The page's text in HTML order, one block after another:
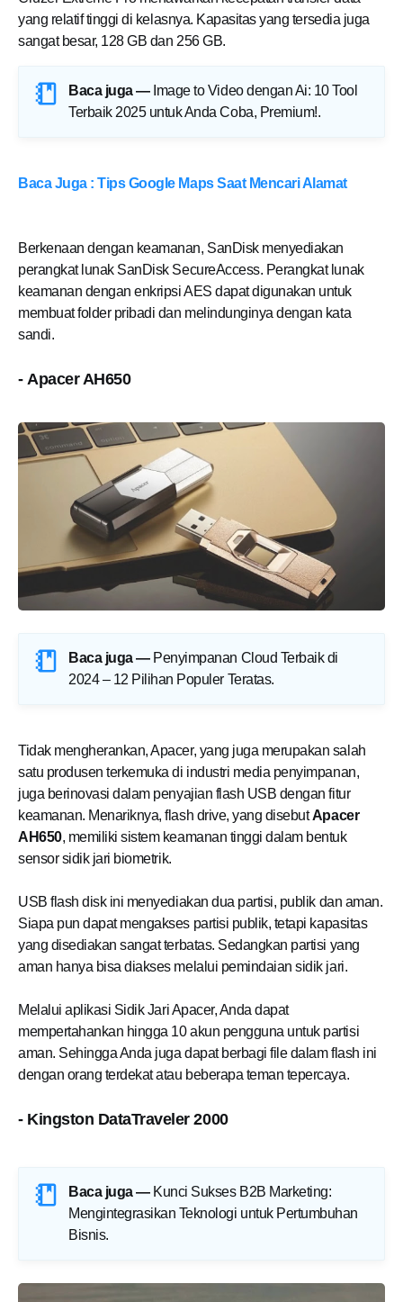
yang relatif tinggi di kelasnya. Kapasitas yang tersedia juga
sangat besar, 128 GB dan 256 GB.
Baca juga — Image to Video dengan Ai: 10 Tool
Terbaik 2025 untuk Anda Coba, Premium!.
Baca Juga : Tips Google Maps Saat Mencari Alamat
Berkenaan dengan keamanan, SanDisk menyediakan
perangkat lunak SanDisk SecureAccess. Perangkat lunak
keamanan dengan enkripsi AES dapat digunakan untuk
membuat folder pribadi dan melindunginya dengan kata
sandi.
- Apacer AH650
Baca juga — Penyimpanan Cloud Terbaik di
2024 – 12 Pilihan Populer Teratas.
Tidak mengherankan, Apacer, yang juga merupakan salah
satu produsen terkemuka di industri media penyimpanan,
juga berinovasi dalam penyajian flash USB dengan fitur
keamanan. Menariknya, flash drive, yang disebutApacer
AH650, memiliki sistem keamanan tinggi dalam bentuk
sensor sidik jari biometrik.
USB flash disk ini menyediakan dua partisi, publik dan aman.
Siapa pun dapat mengakses partisi publik, tetapi kapasitas
yang disediakan sangat terbatas. Sedangkan partisi yang
aman hanya bisa diakses melalui pemindaian sidik jari.
Melalui aplikasi Sidik Jari Apacer, Anda dapat
mempertahankan hingga 10 akun pengguna untuk partisi
aman. Sehingga Anda juga dapat berbagi file dalam flash ini
dengan orang terdekat atau beberapa teman tepercaya.
- Kingston DataTraveler 2000
Baca juga — Kunci Sukses B2B Marketing:
Mengintegrasikan Teknologi untuk Pertumbuhan
Bisnis.